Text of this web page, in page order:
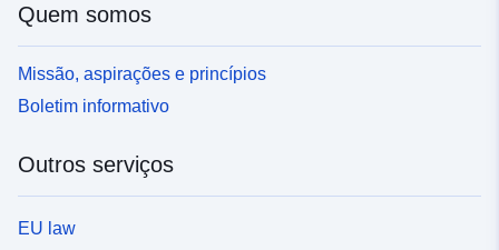
Quem somos
Missão, aspirações e princípios
Boletim informativo
Outros serviços
EU law